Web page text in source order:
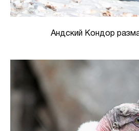
Андский Кондор